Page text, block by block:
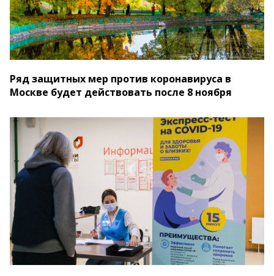
Ряд защитных мер против коронавируса в
Москве будет действовать после 8 ноября